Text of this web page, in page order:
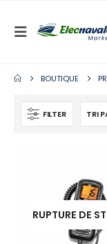
BOUTIQUE
FILTER
RUPTURE DE